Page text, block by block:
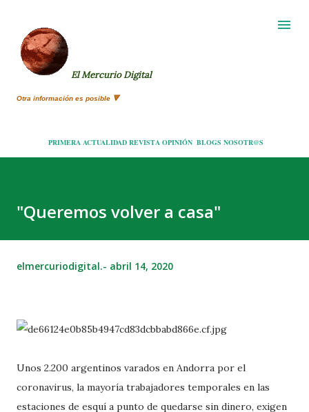
El Mercurio Digital
Otra información es posible 🔻
PRIMERA ACTUALIDAD REVISTA OPINIÓN BLOGS NOSOTR@S
"Queremos volver a casa"
elmercuriodigital.- abril 14, 2020
Unos 2.200 argentinos varados en Andorra por el
coronavirus, la mayoría trabajadores temporales en las
estaciones de esquí a punto de quedarse sin dinero, exigen